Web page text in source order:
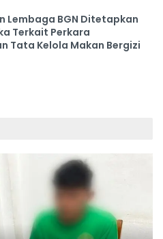
Lembaga BGN Ditetapkan
Terkait Perkara
Tata Kelola Makan Bergizi